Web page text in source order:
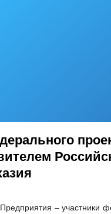
Предприятия – участники